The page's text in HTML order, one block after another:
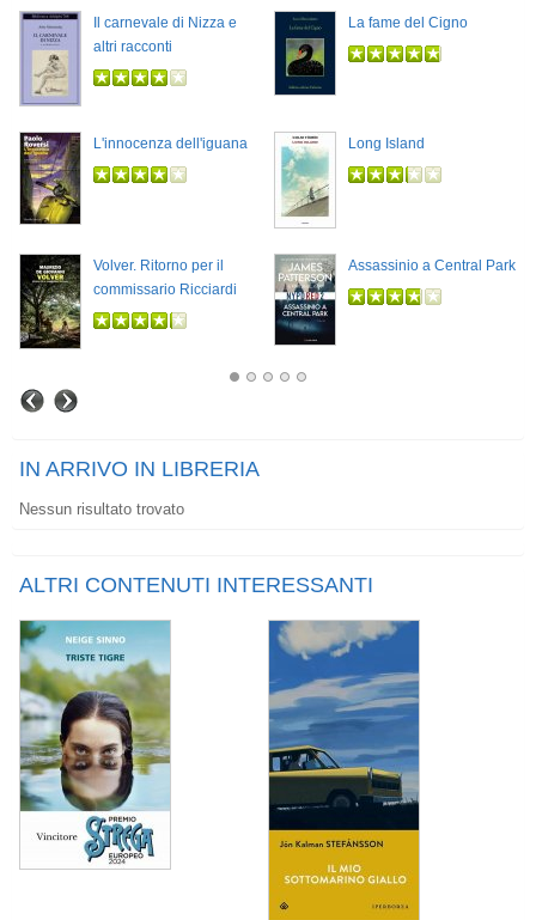
Il carnevale di Nizza e
altri racconti
La fame del Cigno
L'innocenza dell'iguana Long Island
Volver. Ritorno per il
commissario Ricciardi
Assassinio a Central Park
IN ARRIVO IN LIBRERIA
Nessun risultato trovato
ALTRI CONTENUTI INTERESSANTI